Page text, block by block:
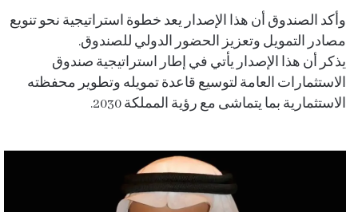
وأكد الصندوق أن هذا الإصدار يعد خطوة استراتيجية نحو تنويع
مصادر التمويل وتعزيز الحضور الدولي للصندوق.
يذكر أن هذا الإصدار يأتي في إطار استراتيجية صندوق
الاستثمارات العامة لتوسيع قاعدة تمويله وتطوير محفظته
الاستثمارية بما يتماشى مع رؤية المملكة 2030.